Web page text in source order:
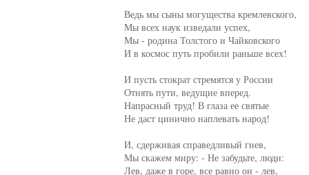
     Ведь мы сыны могущества кремлевского,
     Мы всех наук изведали успех,
     Мы - родина Толстого и Чайковского
     И в космос путь пробили раньше всех!
     И пусть стократ стремятся у России
     Отнять пути, ведущие вперед.
     Напрасный труд! В глаза ее святые
     Не даст цинично наплевать народ!
     И, сдерживая справедливый гнев,
     Мы скажем миру: - Не забудьте, люди:
     Лев, даже в горе, все равно он - лев,